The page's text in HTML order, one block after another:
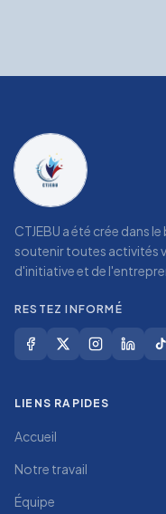
CTJEBU a été crée dans
soutenir toutes activités
d'initiative et de
RESTEZ INFORMÉ
LIENS RAPIDES
Accueil
Notre travail
Équipe